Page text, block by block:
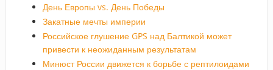
День Европы vs. День Победы
Закатные мечты империи
Российское глушение GPS над Балтикой может
привести к неожиданным результатам
Минюст России движется к борьбе с рептилоидами